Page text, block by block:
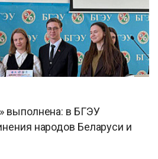
выполнена: в БГЭУ
народов Беларуси и